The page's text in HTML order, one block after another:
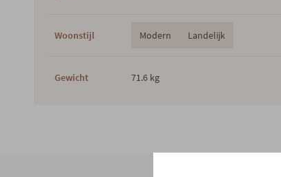
Woonstijl Modern Landelijk
Gewicht 71.6 kg